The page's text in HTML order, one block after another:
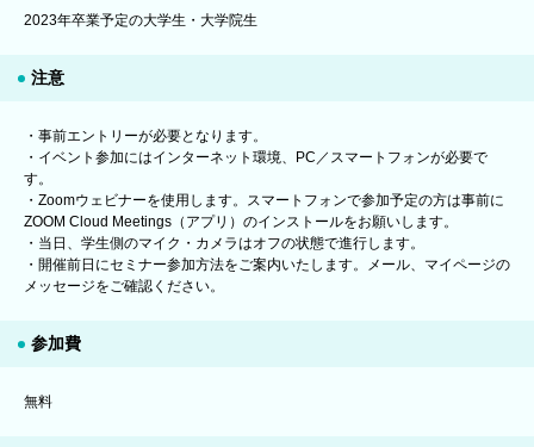
2023年卒業予定の大学生・大学院生
注意
・事前エントリーが必要となります。
・イベント参加にはインターネット環境、PC／スマートフォンが必要で
す。
・Zoomウェビナーを使用します。スマートフォンで参加予定の方は事前に
ZOOM Cloud Meetings（アプリ）のインストールをお願いします。
・当日、学生側のマイク・カメラはオフの状態で進行します。
・開催前日にセミナー参加方法をご案内いたします。メール、マイページの
メッセージをご確認ください。
参加費
無料